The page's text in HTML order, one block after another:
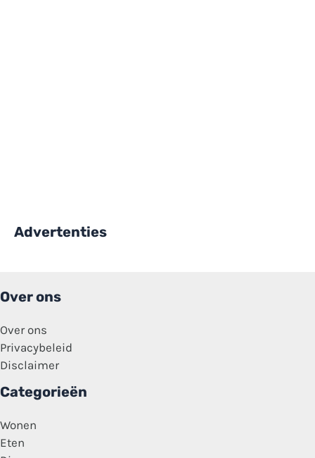
Advertenties
Over ons
Over ons
Privacybeleid
Disclaimer
Categorieën
Wonen
Eten